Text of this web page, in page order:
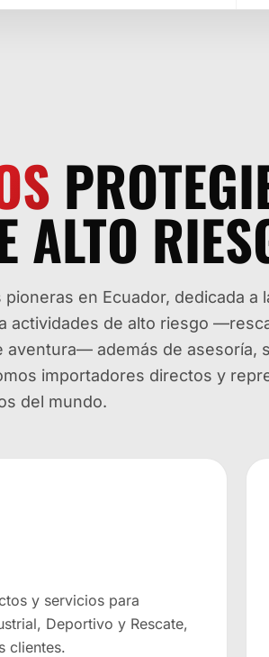
ALTO
en Ecuador, dedicada a
actividades de alto riesgo
aventura— además de asesoría,
importadores directos y
del mundo.
y servicios para
Deportivo y Rescate,
clientes.